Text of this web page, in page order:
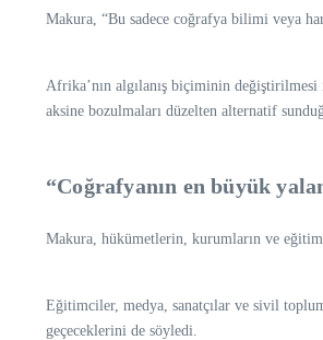
Makura, “Bu sadece coğrafya bilimi veya
Afrika’nın algılanış biçiminin
aksine bozulmaları düzelten alternatif
“Coğrafyanın en büyük
Makura, hükümetlerin, kurumların ve
Eğitimciler, medya, sanatçılar ve sivil
geçeceklerini de söyledi.